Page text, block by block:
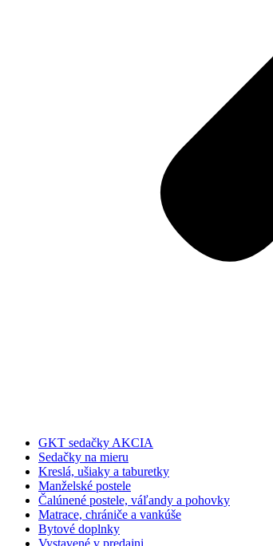
GKT sedačky AKCIA
Sedačky na mieru
Kreslá, ušiaky a taburetky
Manželské postele
Čalúnené postele, váľandy a pohovky
Matrace, chrániče a vankúše
Bytové doplnky
Vystavené v predajni